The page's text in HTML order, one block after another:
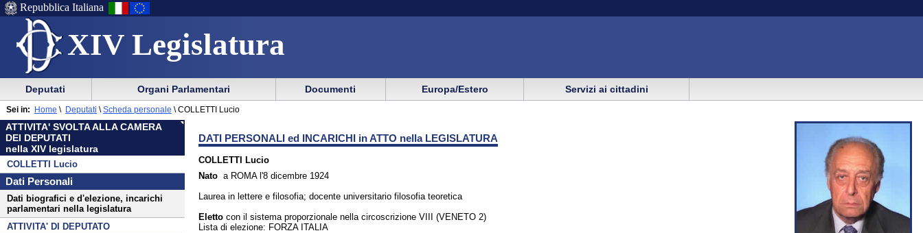
XIV Legislatura
Menu
di
ausilio
alla
navigazione
Menu
di
navigazione
principale
Repubblica Italiana
Menu
di
navigazione
principale
menu
di
sezione
Deputati Organi Parlamentari Documenti Europa/Estero Servizi ai cittadini
ATTIVITA' SVOLTA ALLA CAMERA
DEI DEPUTATI
nella XIV legislatura
COLLETTI Lucio
Dati Personali
Dati biografici e d'elezione, incarichi
parlamentari nella legislatura
ATTIVITA' DI DEPUTATO
Sei in: Home \ Deputati \ Scheda personale \ COLLETTI Lucio
DATI PERSONALI ed INCARICHI in ATTO nella LEGISLATURA
COLLETTI Lucio
Nato a ROMA l'8 dicembre 1924
Laurea in lettere e filosofia; docente universitario filosofia teoretica
Eletto con il sistema proporzionale nella circoscrizione VIII (VENETO 2)
Lista di elezione: FORZA ITALIA